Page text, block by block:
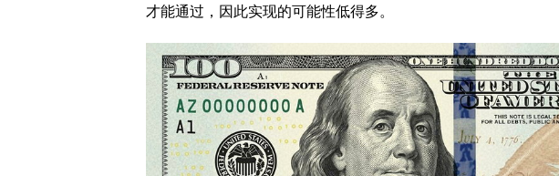
才能通过，因此实现的可能性低得多。